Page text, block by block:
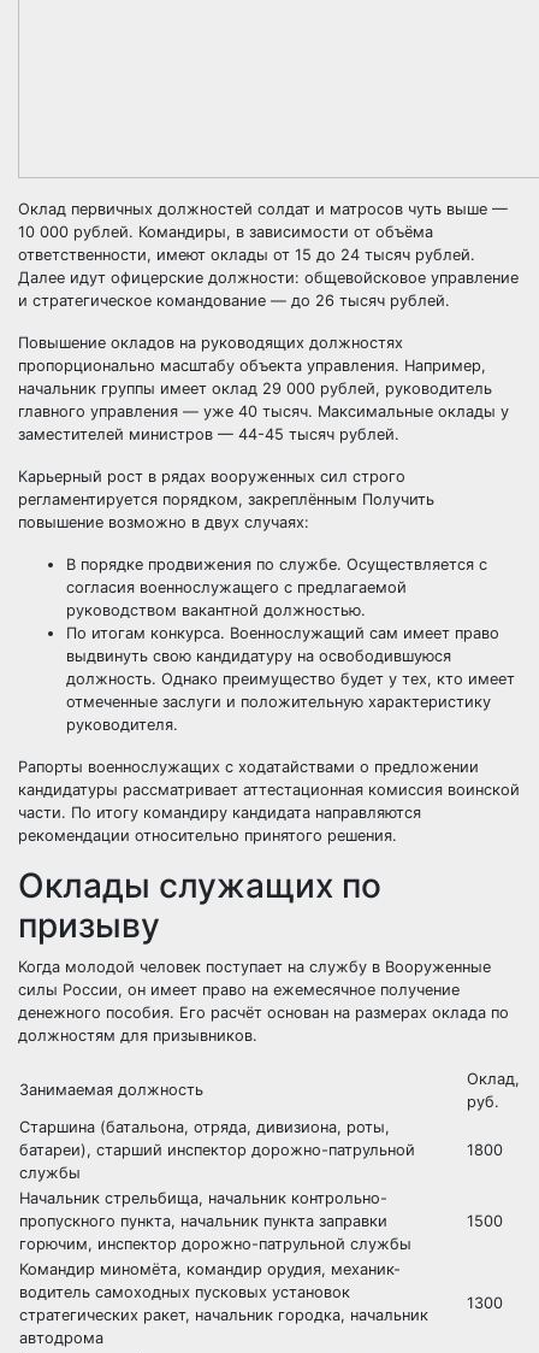
Оклад первичных должностей солдат и матросов чуть выше —
10 000 рублей. Командиры, в зависимости от объёма
ответственности, имеют оклады от 15 до 24 тысяч рублей.
Далее идут офицерские должности: общевойсковое управление
и стратегическое командование — до 26 тысяч рублей.
Повышение окладов на руководящих должностях
пропорционально масштабу объекта управления. Например,
начальник группы имеет оклад 29 000 рублей, руководитель
главного управления — уже 40 тысяч. Максимальные оклады у
заместителей министров — 44-45 тысяч рублей.
Карьерный рост в рядах вооруженных сил строго
регламентируется порядком, закреплённым Получить
повышение возможно в двух случаях:
В порядке продвижения по службе. Осуществляется с
согласия военнослужащего с предлагаемой
руководством вакантной должностью.
По итогам конкурса. Военнослужащий сам имеет право
выдвинуть свою кандидатуру на освободившуюся
должность. Однако преимущество будет у тех, кто имеет
отмеченные заслуги и положительную характеристику
руководителя.
Рапорты военнослужащих с ходатайствами о предложении
кандидатуры рассматривает аттестационная комиссия воинской
части. По итогу командиру кандидата направляются
рекомендации относительно принятого решения.
Оклады служащих по
призыву
Когда молодой человек поступает на службу в Вооруженные
силы России, он имеет право на ежемесячное получение
денежного пособия. Его расчёт основан на размерах оклада по
должностям для призывников.
Занимаемая должность
Оклад,
руб.
Старшина (батальона, отряда, дивизиона, роты,
батареи), старший инспектор дорожно-патрульной
службы
1800
Начальник стрельбища, начальник контрольно-
пропускного пункта, начальник пункта заправки
горючим, инспектор дорожно-патрульной службы
1500
Командир миномёта, командир орудия, механик-
водитель самоходных пусковых установок
стратегических ракет, начальник городка, начальник
автодрома
1300